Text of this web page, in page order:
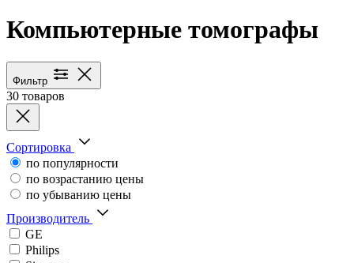
Компьютерные томографы
Каталог медицинского
Фильтр
30 товаров
Сортировка
по популярности
по возрастанию цены
по убыванию цены
Производитель
GE
Philips